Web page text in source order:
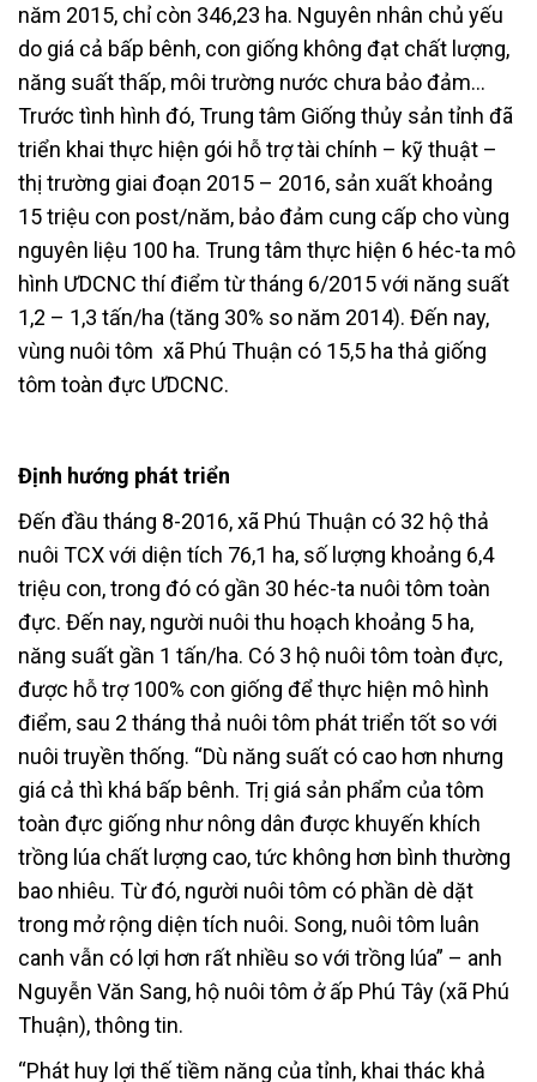
năm 2015, chỉ còn 346,23 ha. Nguyên nhân chủ yếu
do giá cả bấp bênh, con giống không đạt chất lượng,
năng suất thấp, môi trường nước chưa bảo đảm…
Trước tình hình đó, Trung tâm Giống thủy sản tỉnh đã
triển khai thực hiện gói hỗ trợ tài chính – kỹ thuật –
thị trường giai đoạn 2015 – 2016, sản xuất khoảng
15 triệu con post/năm, bảo đảm cung cấp cho vùng
nguyên liệu 100 ha. Trung tâm thực hiện 6 héc-ta mô
hình ƯDCNC thí điểm từ tháng 6/2015 với năng suất
1,2 – 1,3 tấn/ha (tăng 30% so năm 2014). Đến nay,
vùng nuôi tôm xã Phú Thuận có 15,5 ha thả giống
tôm toàn đực ƯDCNC.
Định hướng phát triển
Đến đầu tháng 8-2016, xã Phú Thuận có 32 hộ thả
nuôi TCX với diện tích 76,1 ha, số lượng khoảng 6,4
triệu con, trong đó có gần 30 héc-ta nuôi tôm toàn
đực. Đến nay, người nuôi thu hoạch khoảng 5 ha,
năng suất gần 1 tấn/ha. Có 3 hộ nuôi tôm toàn đực,
được hỗ trợ 100% con giống để thực hiện mô hình
điểm, sau 2 tháng thả nuôi tôm phát triển tốt so với
nuôi truyền thống. “Dù năng suất có cao hơn nhưng
giá cả thì khá bấp bênh. Trị giá sản phẩm của tôm
toàn đực giống như nông dân được khuyến khích
trồng lúa chất lượng cao, tức không hơn bình thường
bao nhiêu. Từ đó, người nuôi tôm có phần dè dặt
trong mở rộng diện tích nuôi. Song, nuôi tôm luân
canh vẫn có lợi hơn rất nhiều so với trồng lúa” – anh
Nguyễn Văn Sang, hộ nuôi tôm ở ấp Phú Tây (xã Phú
Thuận), thông tin.
“Phát huy lợi thế tiềm năng của tỉnh, khai thác khả